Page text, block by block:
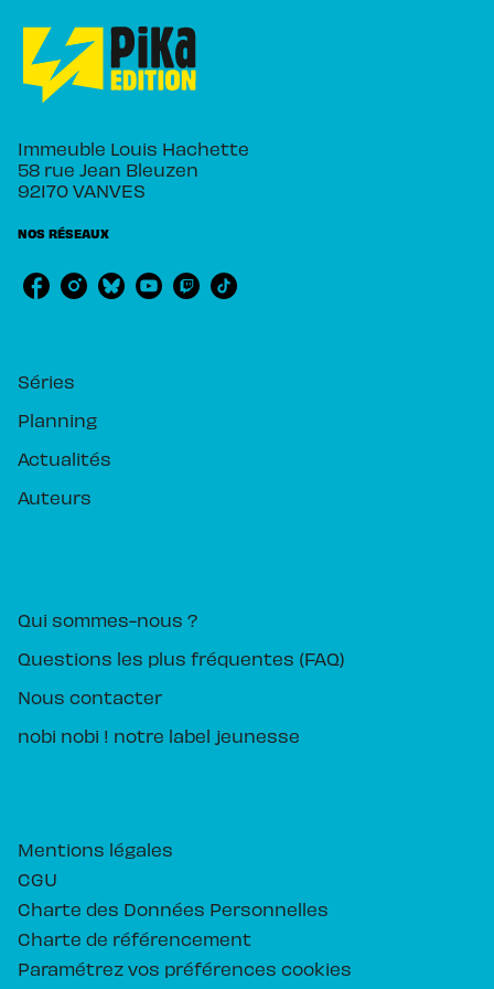
Immeuble Louis Hachette
58 rue Jean Bleuzen
92170 VANVES
NOS RÉSEAUX
Séries
Planning
Actualités
Auteurs
Qui sommes-nous ?
Questions les plus fréquentes (FAQ)
Nous contacter
nobi nobi ! notre label jeunesse
Mentions légales
CGU
Charte des Données Personnelles
Charte de référencement
Paramétrez vos préférences cookies